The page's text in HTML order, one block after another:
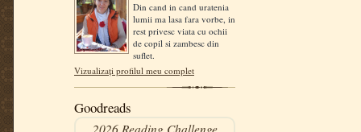
Din cand in cand uratenia
lumii ma lasa fara vorbe, in
rest privesc viata cu ochii
de copil si zambesc din
suflet.
Vizualizați profilul meu complet
Goodreads
2026 Reading Challenge